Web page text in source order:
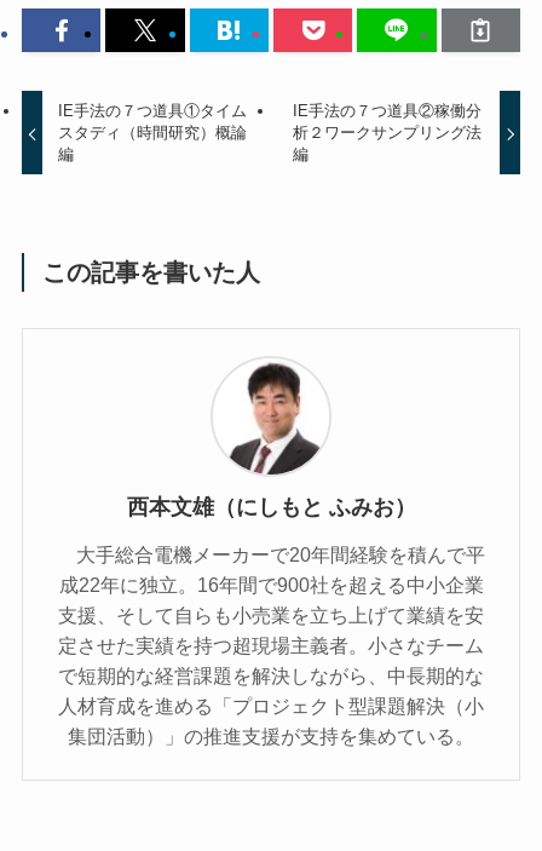
IE手法の７つ道具①タイム
スタディ（時間研究）概論
編
IE手法の７つ道具②稼働分
析２ワークサンプリング法
編
この記事を書いた人
西本文雄（にしもと ふみお）
大手総合電機メーカーで20年間経験を積んで平
成22年に独立。16年間で900社を超える中小企業
支援、そして自らも小売業を立ち上げて業績を安
定させた実績を持つ超現場主義者。小さなチーム
で短期的な経営課題を解決しながら、中長期的な
人材育成を進める「プロジェクト型課題解決（小
集団活動）」の推進支援が支持を集めている。